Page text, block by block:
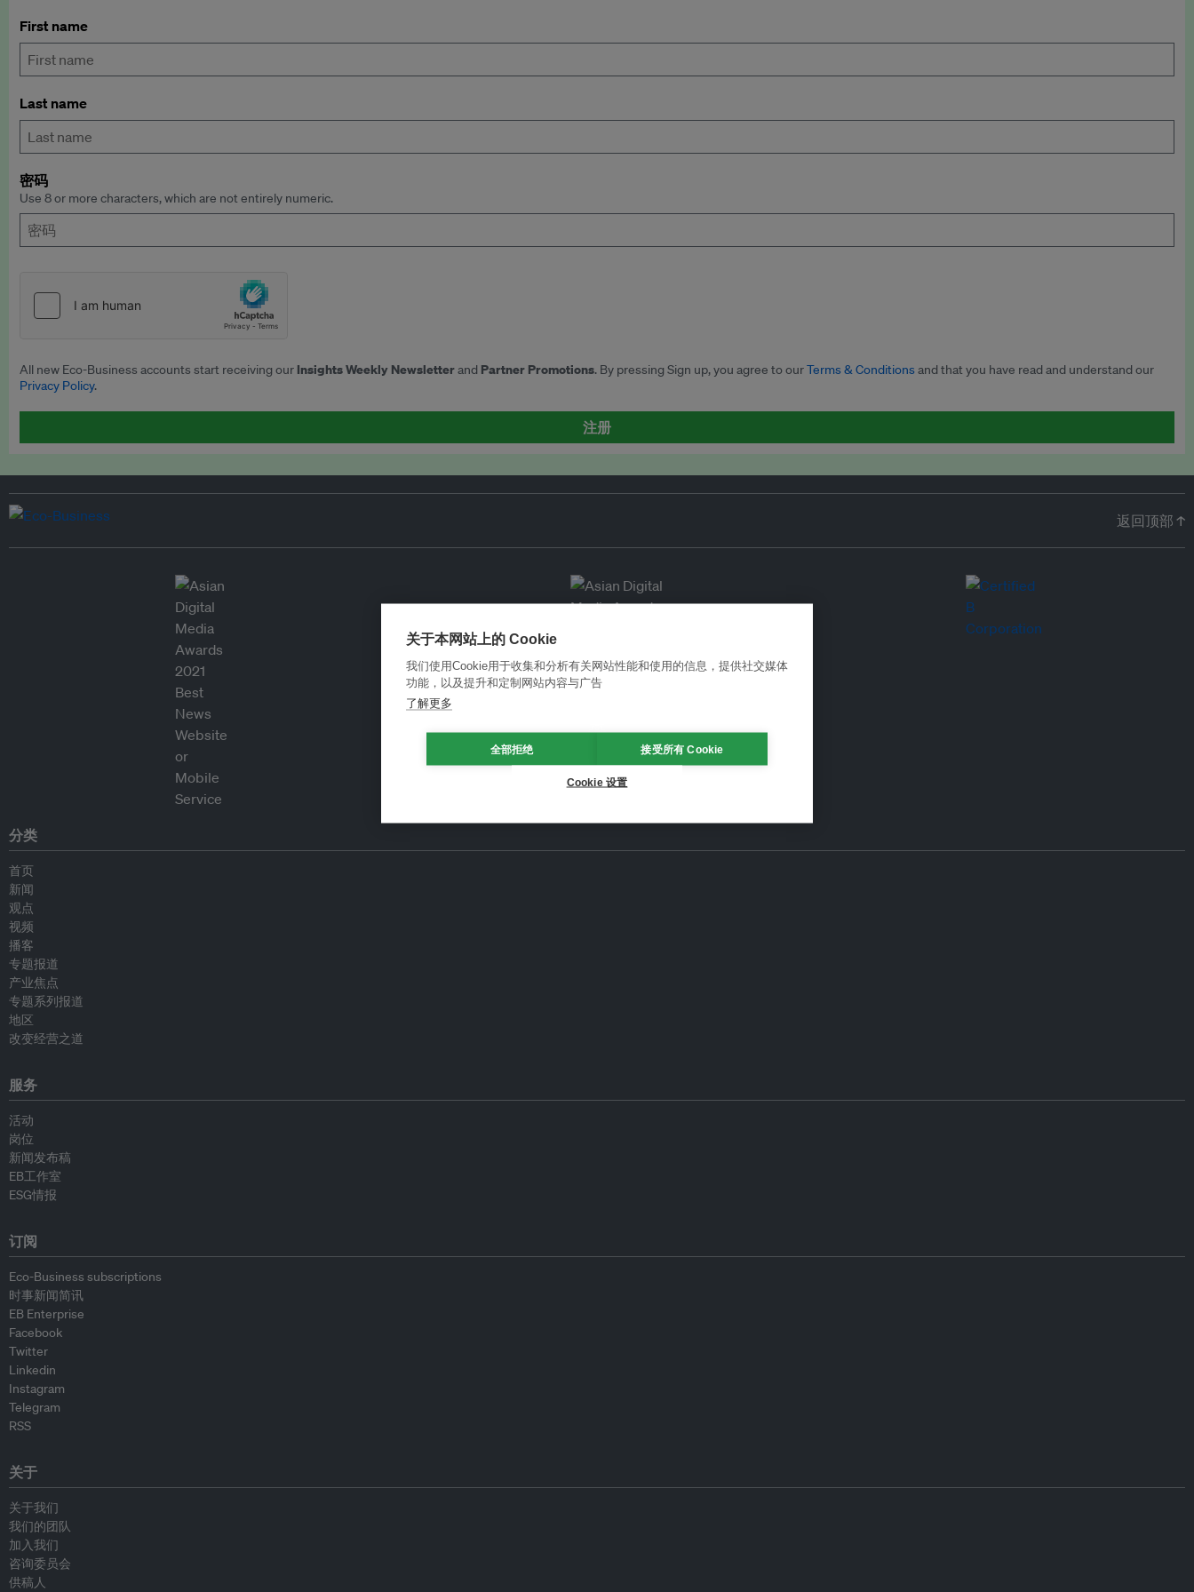
First name
Last name
密码
Use 8 or more characters, which are not entirely numeric.
All new Eco-Business accounts start receiving our Insights Weekly Newsletterand Partner Promotions. By pressing Sign up, you agree to ourTerms & Conditionsand that you have read and understand our
Privacy Policy.
注册
返回顶部 ↑
分类
首页
新闻
观点
视频
播客
专题报道
产业焦点
专题系列报道
地区
改变经营之道
服务
活动
岗位
新闻发布稿
EB工作室
ESG情报
订阅
Eco-Business subscriptions
时事新闻简讯
EB Enterprise
Facebook
Twitter
Linkedin
Instagram
Telegram
RSS
关于
关于我们
我们的团队
加入我们
咨询委员会
供稿人
关于本网站上的 Cookie
我们使用Cookie用于收集和分析有关网站性能和使用的信息，提供社交媒体
功能，以及提升和定制网站内容与广告
了解更多
全部拒绝 接受所有 Cookie
Cookie 设置